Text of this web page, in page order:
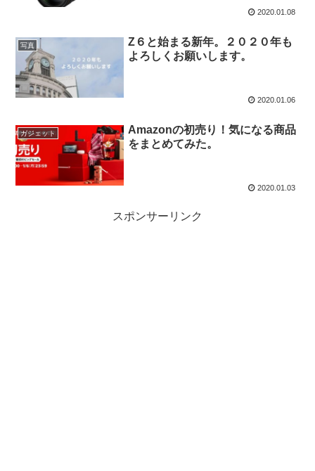
2020.01.08
写真
Z６と始まる新年。２０２０年も
よろしくお願いします。
2020.01.06
ガジェット
Amazonの初売り！気になる商品
をまとめてみた。
2020.01.03
スポンサーリンク